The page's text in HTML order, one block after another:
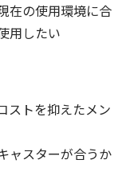
在の使用環境に合
用したい
ストを抑えたメン
ャスターが合うか